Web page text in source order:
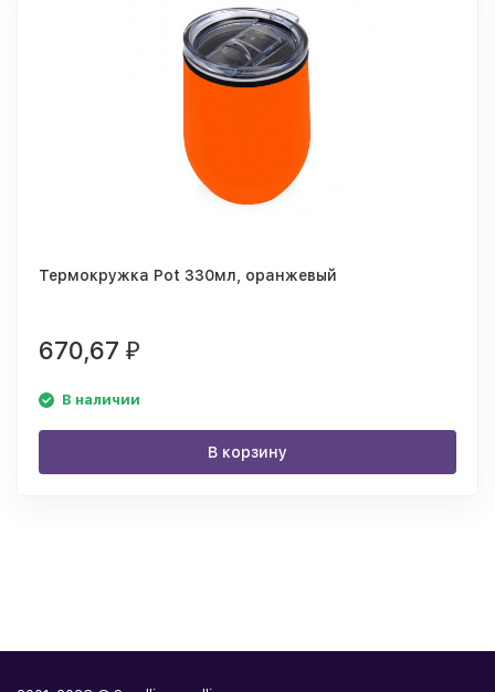
Термокружка Pot 330мл, оранжевый
670,67 ₽
В наличии
В корзину